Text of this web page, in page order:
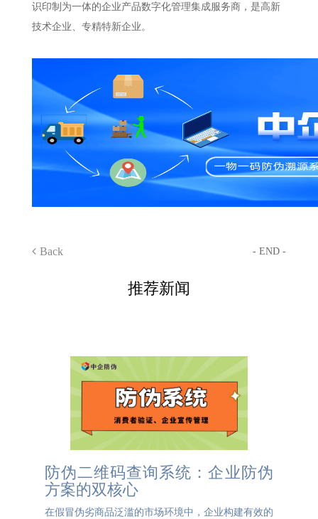
识印制为一体的企业产品数字化管理集成服务商，是高新
技术企业、专精特新企业。
Back - END -
推荐新闻
防伪二维码查询系统：企业防伪
方案的双核心
在假冒伪劣商品泛滥的市场环境中，企业构建有效的